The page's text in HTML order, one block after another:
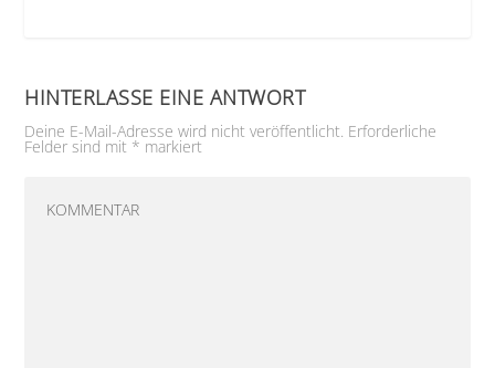
HINTERLASSE EINE ANTWORT
Deine E-Mail-Adresse wird nicht veröffentlicht. Erforderliche
Felder sind mit * markiert